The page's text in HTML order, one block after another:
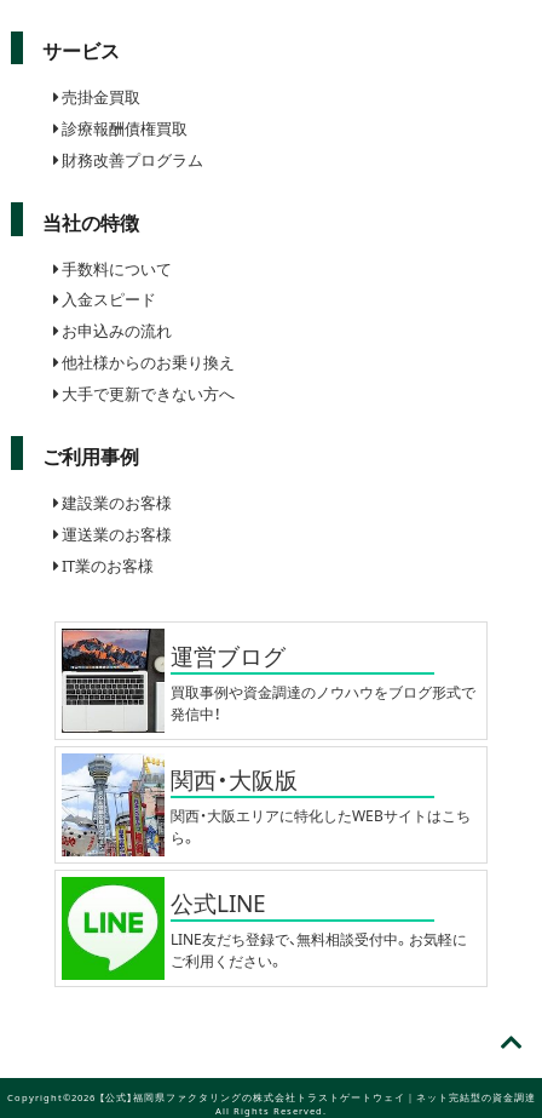
サービス
売掛金買取
診療報酬債権買取
財務改善プログラム
当社の特徴
手数料について
入金スピード
お申込みの流れ
他社様からのお乗り換え
大手で更新できない方へ
ご利用事例
建設業のお客様
運送業のお客様
IT業のお客様
運営ブログ
買取事例や資金調達のノウハウをブログ形式で
発信中！
関西・大阪版
関西・大阪エリアに特化したWEBサイトはこち
ら。
公式LINE
LINE友だち登録で、無料相談受付中。お気軽に
ご利用ください。
Copyright©2026 【公式】福岡県ファクタリングの株式会社トラストゲートウェイ｜ネット完結型の資金調達
All Rights Reserved.